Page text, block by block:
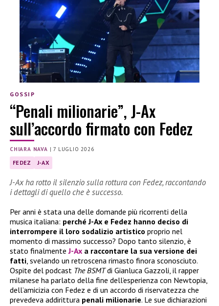
GOSSIP
“Penali milionarie”, J-Ax
sull’accordo firmato con Fedez
CHIARA NAVA |7 LUGLIO 2026
FEDEZ J-AX
J-Ax ha rotto il silenzio sulla rottura con Fedez, raccontando
i dettagli di quello che è successo.
Per anni è stata una delle domande più ricorrenti della
musica italiana: perché J-Ax e Fedez hanno deciso di
interrompere il loro sodalizio artistico proprio nel
momento di massimo successo? Dopo tanto silenzio, è
stato finalmenteJ-Ax a raccontare la sua versione dei
fatti, svelando un retroscena rimasto finora sconosciuto.
Ospite del podcast The BSMTdi Gianluca Gazzoli, il rapper
milanese ha parlato della fine dell’esperienza con Newtopia,
dell’amicizia con Fedez e di un accordo di riservatezza che
prevedeva addirittura penali milionarie. Le sue dichiarazioni